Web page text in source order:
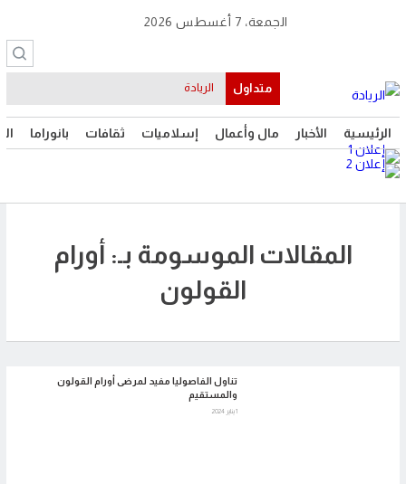
الرئيسية الأخبار مال وأعمال إسلاميات ثقافات بانوراما
الجمعة، 7 أغسطس 2026
متداول الريادة
المقالات الموسومة بـ: أورام
القولون
تناول الفاصوليا مفيد لمرضى أورام القولون
والمستقيم
1 يناير 2024